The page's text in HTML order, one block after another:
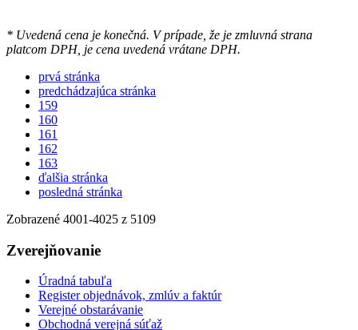
* Uvedená cena je konečná. V prípade, že je zmluvná strana
platcom DPH, je cena uvedená vrátane DPH.
prvá stránka
predchádzajúca stránka
159
160
161
162
163
ďalšia stránka
posledná stránka
Zobrazené 4001-4025 z 5109
Zverejňovanie
Úradná tabuľa
Register objednávok, zmlúv a faktúr
Verejné obstarávanie
Obchodná verejná súťaž